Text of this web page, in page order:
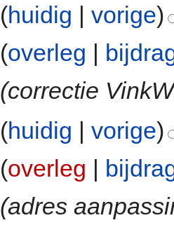
(huidig |vorige)
(overleg |
(correctie
(huidig |vorige)
(overleg
(adres